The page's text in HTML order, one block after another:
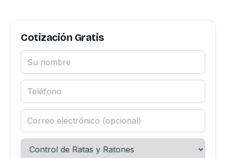
Cotización Gratis